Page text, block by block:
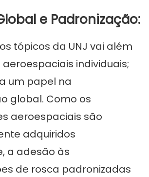
e Padronização:
tópicos da UNJ vai além
individuais;
um papel na
global. Como os
aeroespaciais são
adquiridos
a adesão às
de rosca padronizadas